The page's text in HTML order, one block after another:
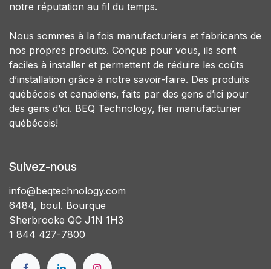
notre réputation au fil du temps.
Nous sommes à la fois manufacturiers et fabricants de
nos propres produits. Conçus pour vous, ils sont
faciles à installer et permettent de réduire les coûts
d’installation grâce à notre savoir-faire. Des produits
québécois et canadiens, faits par des gens d’ici pour
des gens d’ici. BEQ Technology, fier manufacturier
québécois!
Suivez-nous
info@beqtechnology.com
6484, boul. Bourque
Sherbrooke QC J1N 1H3
1 844 427-7800